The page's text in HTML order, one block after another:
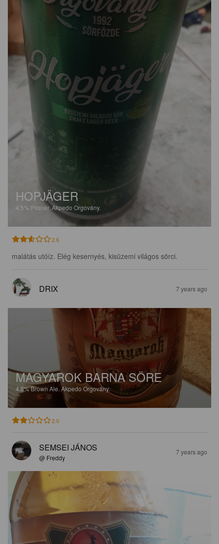
HOPJÄGER
4.5% Pilsner.Akpedo Orgovány.
2.6
malátás utóíz. Elég kesernyés, kisüzemi világos sörci.
DRIX 7 years ago
MAGYAROK BARNA SÖRE
4.8%Brown Ale. Akpedo Orgovány.
2.0
SEMSEI JÁNOS
@ Freddy
7 years ago